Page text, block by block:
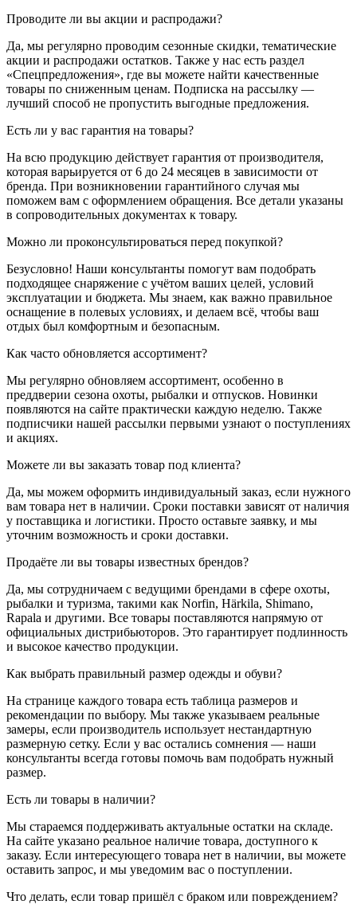
Проводите ли вы акции и распродажи?
Да, мы регулярно проводим сезонные скидки, тематические
акции и распродажи остатков. Также у нас есть раздел
«Спецпредложения», где вы можете найти качественные
товары по сниженным ценам. Подписка на рассылку —
лучший способ не пропустить выгодные предложения.
Есть ли у вас гарантия на товары?
На всю продукцию действует гарантия от производителя,
которая варьируется от 6 до 24 месяцев в зависимости от
бренда. При возникновении гарантийного случая мы
поможем вам с оформлением обращения. Все детали указаны
в сопроводительных документах к товару.
Можно ли проконсультироваться перед покупкой?
Безусловно! Наши консультанты помогут вам подобрать
подходящее снаряжение с учётом ваших целей, условий
эксплуатации и бюджета. Мы знаем, как важно правильное
оснащение в полевых условиях, и делаем всё, чтобы ваш
отдых был комфортным и безопасным.
Как часто обновляется ассортимент?
Мы регулярно обновляем ассортимент, особенно в
преддверии сезона охоты, рыбалки и отпусков. Новинки
появляются на сайте практически каждую неделю. Также
подписчики нашей рассылки первыми узнают о поступлениях
и акциях.
Можете ли вы заказать товар под клиента?
Да, мы можем оформить индивидуальный заказ, если нужного
вам товара нет в наличии. Сроки поставки зависят от наличия
у поставщика и логистики. Просто оставьте заявку, и мы
уточним возможность и сроки доставки.
Продаёте ли вы товары известных брендов?
Да, мы сотрудничаем с ведущими брендами в сфере охоты,
рыбалки и туризма, такими как Norfin, Härkila, Shimano,
Rapala и другими. Все товары поставляются напрямую от
официальных дистрибьюторов. Это гарантирует подлинность
и высокое качество продукции.
Как выбрать правильный размер одежды и обуви?
На странице каждого товара есть таблица размеров и
рекомендации по выбору. Мы также указываем реальные
замеры, если производитель использует нестандартную
размерную сетку. Если у вас остались сомнения — наши
консультанты всегда готовы помочь вам подобрать нужный
размер.
Есть ли товары в наличии?
Мы стараемся поддерживать актуальные остатки на складе.
На сайте указано реальное наличие товара, доступного к
заказу. Если интересующего товара нет в наличии, вы можете
оставить запрос, и мы уведомим вас о поступлении.
Что делать, если товар пришёл с браком или повреждением?